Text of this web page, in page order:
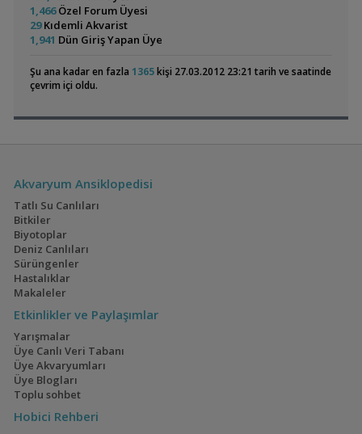
(3)
Electric Blue Acara
Geophagus Red
Head Tapajos
Mavi Melek Karides
Akvaryumların İhtiyaçları
Uygun Yerli Üretim Ivanacara Bimaculata Yavruları
09:11
Dev Demasoni Kolonisi 8dişi 2 Erkek
5 Katlı Özel Tasarım Demir Profil Akvaryum Sehbasımendos06
09:01
Lepistes Otumesutt08:41
1,466Özel Forum Üyesi
29Kıdemli Akvarist
1,941 Dün Giriş Yapan Üye
Şu ana kadar en fazla 1365kişi 27.03.2012 23:21 tarih ve saatinde
çevrim içi oldu.
Akvaryum Ansiklopedisi
Tatlı Su Canlıları
Bitkiler
Biyotoplar
Deniz Canlıları
Sürüngenler
Hastalıklar
Makaleler
Etkinlikler ve Paylaşımlar
Yarışmalar
Üye Canlı Veri Tabanı
Üye Akvaryumları
Üye Blogları
Toplu sohbet
Hobici Rehberi